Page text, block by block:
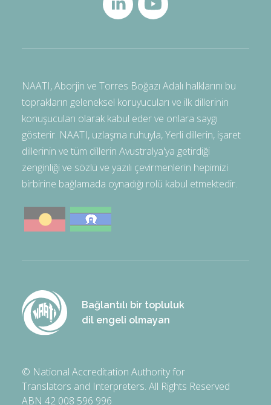
NAATI, Aborjin ve Torres Boğazı Adalı halklarını bu
toprakların geleneksel koruyucuları ve ilk dillerinin
konuşucuları olarak kabul eder ve onlara saygı
gösterir. NAATI, uzlaşma ruhuyla, Yerli dillerin, işaret
dillerinin ve tüm dillerin Avustralya'ya getirdiği
zenginliği ve sözlü ve yazılı çevirmenlerin hepimizi
birbirine bağlamada oynadığı rolü kabul etmektedir.
Bağlantılı bir topluluk
dil engeli olmayan
© National Accreditation Authority for
Translators and Interpreters. All Rights Reserved
ABN 42 008 596 996